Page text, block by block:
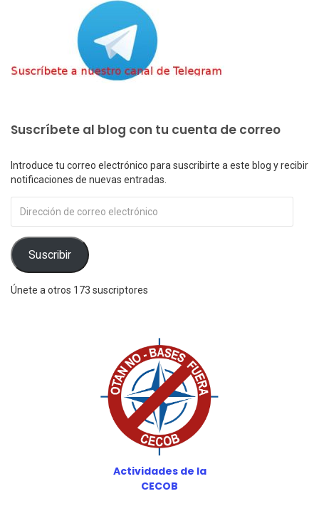
Suscríbete al blog con tu cuenta de correo
Introduce tu correo electrónico para suscribirte a este blog y recibir
notificaciones de nuevas entradas.
de
electrónico
Suscribir
Únete a otros 173 suscriptores
Actividades de la
CECOB